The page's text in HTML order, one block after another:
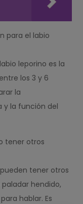
para el labio
leporino es la
los 3 y 6
la
y la función del
tener otros
tener otros
hendido,
hablar. Es